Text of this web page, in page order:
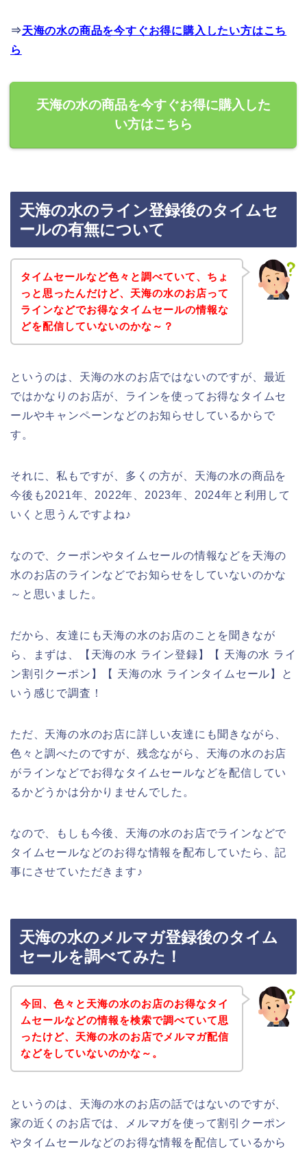
⇒天海の水の商品を今すぐお得に購入したい方はこち
ら
天海の水の商品を今すぐお得に購入した
い方はこちら
天海の水のライン登録後のタイムセ
ールの有無について
タイムセールなど色々と調べていて、ちょ
っと思ったんだけど、天海の水のお店って
ラインなどでお得なタイムセールの情報な
どを配信していないのかな～？
というのは、天海の水のお店ではないのですが、最近
ではかなりのお店が、ラインを使ってお得なタイムセ
ールやキャンペーンなどのお知らせしているからで
す。
それに、私もですが、多くの方が、天海の水の商品を
今後も2021年、2022年、2023年、2024年と利用して
いくと思うんですよね♪
なので、クーポンやタイムセールの情報などを天海の
水のお店のラインなどでお知らせをしていないのかな
～と思いました。
だから、友達にも天海の水のお店のことを聞きなが
ら、まずは、【天海の水 ライン登録】【 天海の水 ライ
ン割引クーポン】【 天海の水 ラインタイムセール】と
いう感じで調査！
ただ、天海の水のお店に詳しい友達にも聞きながら、
色々と調べたのですが、残念ながら、天海の水のお店
がラインなどでお得なタイムセールなどを配信してい
るかどうかは分かりませんでした。
なので、もしも今後、天海の水のお店でラインなどで
タイムセールなどのお得な情報を配布していたら、記
事にさせていただきます♪
天海の水のメルマガ登録後のタイム
セールを調べてみた！
今回、色々と天海の水のお店のお得なタイ
ムセールなどの情報を検索で調べていて思
ったけど、天海の水のお店でメルマガ配信
などをしていないのかな～。
というのは、天海の水のお店の話ではないのですが、
家の近くのお店では、メルマガを使って割引クーポン
やタイムセールなどのお得な情報を配信しているから